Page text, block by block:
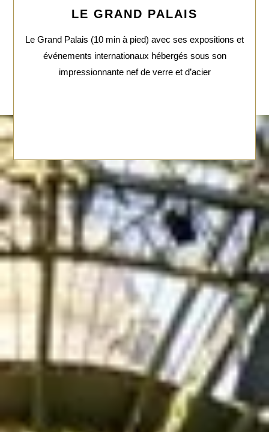
LE GRAND PALAIS
Le Grand Palais (10 min à pied) avec ses expositions et
événements internationaux hébergés sous son
impressionnante nef de verre et d’acier
ACCUEIL
NOTRE DEMEURE
CHAMBRES & SUITES
RESTAURANT & BAR
PISCINE & SPA
OFFRES
GALERIE
18, rue Clément Marot
75008 Paris
+33 1 53 57 49 50
hotel@lademeuremontaigne.com